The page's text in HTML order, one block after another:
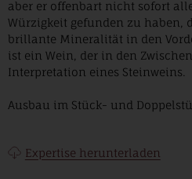
aber er offenbart nicht sofort
Würzigkeit gefunden zu haben,
brillante Mineralität in den
ist ein Wein, der in den
Interpretation eines Steinweins.
Ausbau im Stück- und
Expertise herunterladen